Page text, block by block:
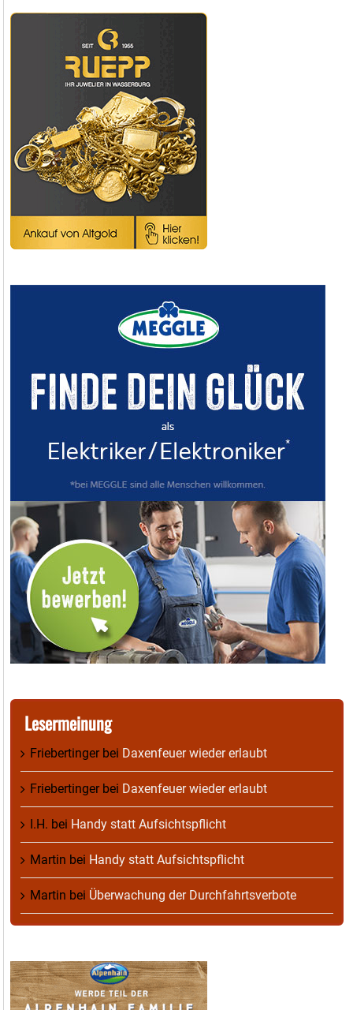
Lesermeinung
Friebertingerbei Daxenfeuer wieder erlaubt
Friebertingerbei Daxenfeuer wieder erlaubt
I.H. bei Handy statt Aufsichtspflicht
Martin bei Handy statt Aufsichtspflicht
Martin bei Überwachung der Durchfahrtsverbote